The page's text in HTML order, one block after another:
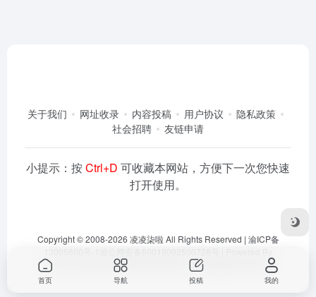
关于我们 网址收录 内容投稿 用户协议
隐私政策
社会招聘
友链申请
小提示：按Ctrl+D 可收藏本网站，方便下一次您快速
打开使用。
Copyright © 2008-2026 凌凌柒啦 All Rights Reserved | 渝ICP备
Dlaoo.Inc
Awalab| 本站运行在 由OneNav 强力驱动
首页 导航 投稿 我的